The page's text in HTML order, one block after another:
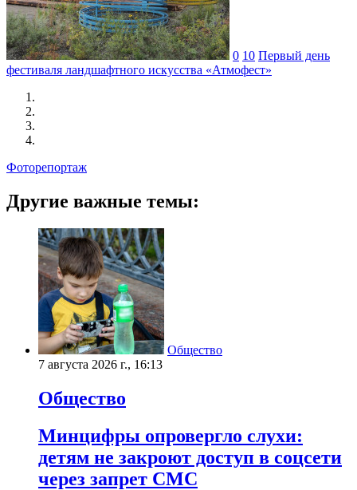
0 10 Первый день
фестиваля ландшафтного искусства «Атмофест»
Фоторепортаж
Другие важные темы:
Общество
7 августа 2026 г., 16:13
Общество
Минцифры опровергло слухи:
детям не закроют доступ в соцсети
через запрет СМС